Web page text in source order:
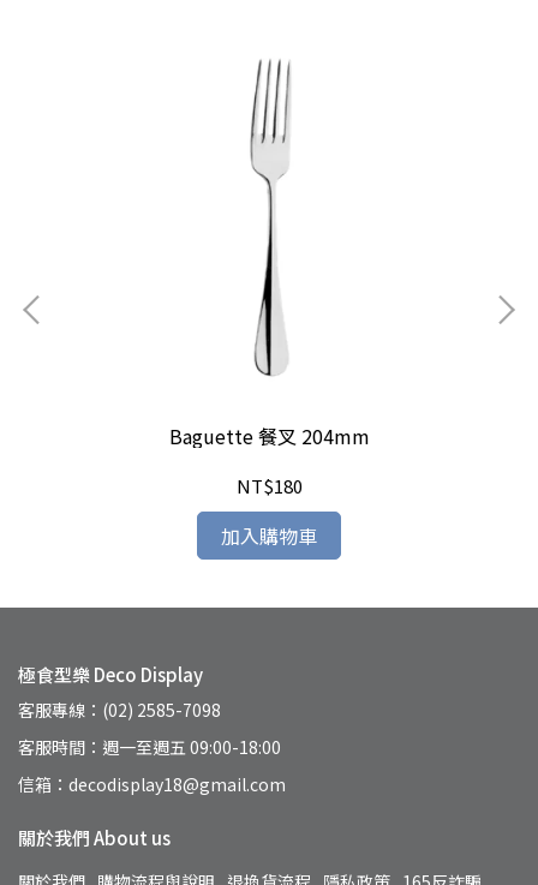
Baguette 餐叉 204mm
NT$180
加入購物車
極食型樂 Deco Display
客服專線：(02) 2585-7098
客服時間：週一至週五 09:00-18:00
信箱：decodisplay18@gmail.com
關於我們 About us